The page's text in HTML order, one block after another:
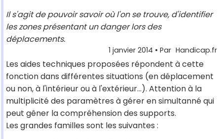
Il s'agit de pouvoir savoir où l'on se trouve, d'identifier
les zones présentant un danger lors des
déplacements.
1 janvier 2014 • Par Handicap.fr
Les aides techniques proposées répondent à cette
fonction dans différentes situations (en déplacement
ou non, à l'intérieur ou à l'extérieur…). Attention à la
multiplicité des paramètres à gérer en simultanné qui
peut gêner la compréhension des supports.
Les grandes familles sont les suivantes :